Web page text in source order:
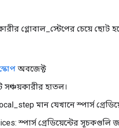
গ্লোবাল_স্টেপের চেয়ে ছোট
অবজেক্ট
সঞ্চয়কারীর হাতল।
মান যেখানে স্পার্স
স্পার্স গ্রেডিয়েন্টের সূচকগুলি